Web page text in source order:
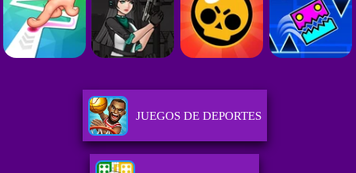
JUEGOS DE DEPORTES